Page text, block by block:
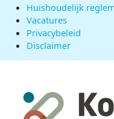
Huishoudelijk
Vacatures
Privacybeleid
Disclaimer